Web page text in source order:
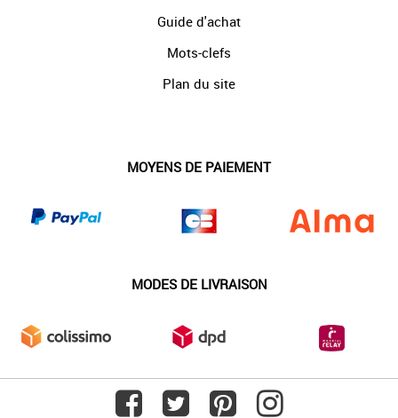
Guide d'achat
Mots-clefs
Plan du site
MOYENS DE PAIEMENT
MODES DE LIVRAISON